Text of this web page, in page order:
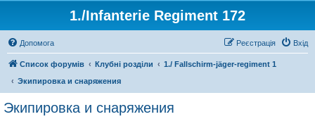
1./Infanterie Regiment 172
Допомога Вхід
Реєстрація
Список форумів Клубні розділи
1./ Fallschirm-jäger-regiment 1
Экипировка и снаряжения
Экипировка и снаряжения